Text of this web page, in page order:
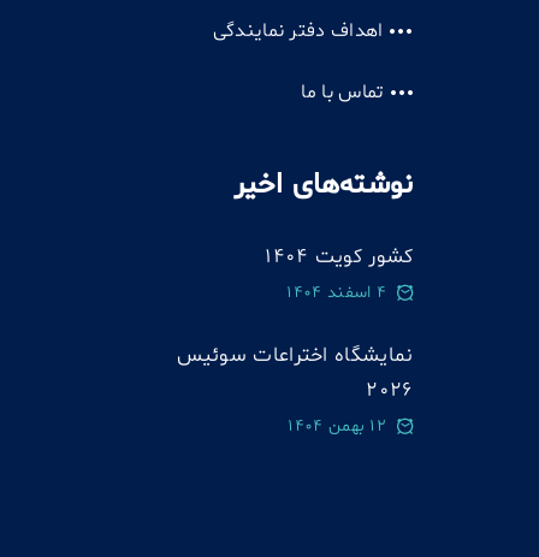
اهداف دفتر نمایندگی
تماس با ما
نوشته‌های اخیر
کشور کویت 1404
4 اسفند 1404
نمایشگاه اختراعات سوئيس
2026
12 بهمن 1404